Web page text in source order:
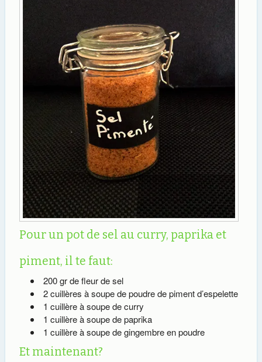
Pour un pot de sel au curry, paprika et
piment, il te faut:
200 gr de fleur de sel
2 cuillères à soupe de poudre de piment d’espelette
1 cuillère à soupe de curry
1 cuillère à soupe de paprika
1 cuillère à soupe de gingembre en poudre
Et maintenant?